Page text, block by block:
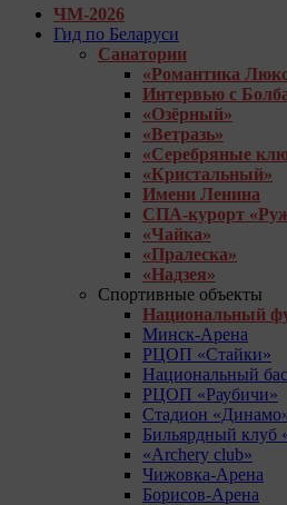
ЧМ-2026
Гид по Беларуси
Санатории
«Романтика
Интервью с
«Озёрный»
«Ветразь»
«Серебряные
«Кристальный»
Имени Ленина
СПА-курорт
«Чайка»
«Пралеска»
«Надзея»
Спортивные объекты
Национальный
Минск-Арена
РЦОП «Стайки»
Национальный
РЦОП «Раубичи»
Стадион
Бильярдный клуб
«Archery club»
Чижовка-Арена
Борисов-Арена